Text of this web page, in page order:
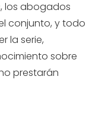
los abogados
conjunto, y todo
la serie,
sobre
prestarán